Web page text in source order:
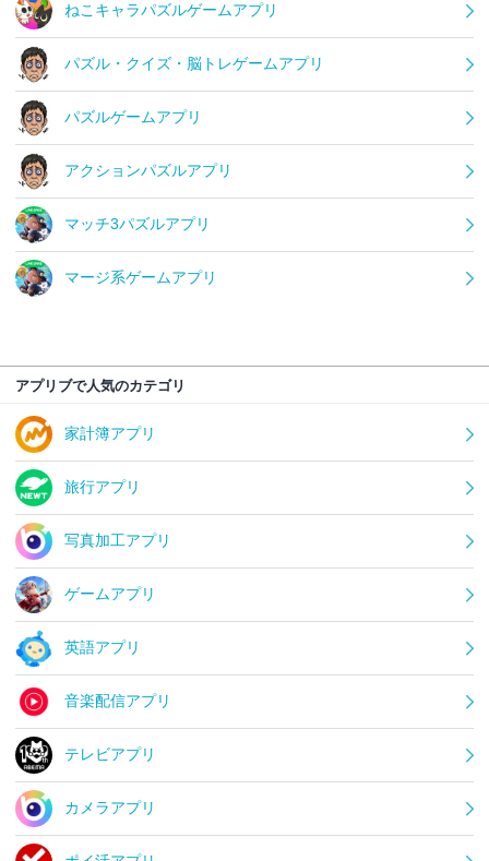
ねこキャラパズルゲームアプリ
パズル・クイズ・脳トレゲームアプリ
パズルゲームアプリ
アクションパズルアプリ
マッチ3パズルアプリ
マージ系ゲームアプリ
アプリブで人気のカテゴリ
家計簿アプリ
旅行アプリ
写真加工アプリ
ゲームアプリ
英語アプリ
音楽配信アプリ
テレビアプリ
カメラアプリ